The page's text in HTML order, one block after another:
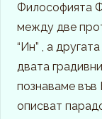
Философията
между две
“Ин” , а
двата
познаваме във
описват